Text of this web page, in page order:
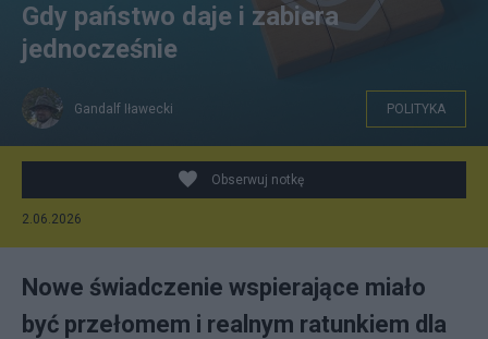
infor.pl
Gdy państwo daje i zabiera
jednocześnie
Gandalf Iławecki POLITYKA
Obserwuj notkę
2.06.2026
Nowe świadczenie wspierające miało
być przełomem i realnym ratunkiem dla